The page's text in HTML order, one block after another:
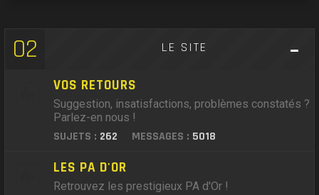
02 LE SITE
VOS RETOURS
Suggestion, insatisfactions, problèmes constatés ?
Parlez-en nous !
SUJETS : 262 MESSAGES : 5018
LES PA D'OR
Retrouvez les prestigieux PA d'Or !